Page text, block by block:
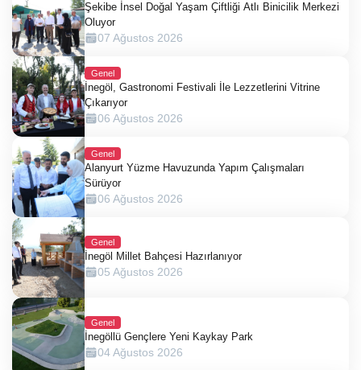
Şekibe İnsel Doğal Yaşam Çiftliği Atlı Binicilik Merkezi
Oluyor
07 Ağustos 2026
Genel
İnegöl, Gastronomi Festivali İle Lezzetlerini Vitrine
Çıkarıyor
06 Ağustos 2026
Genel
Alanyurt Yüzme Havuzunda Yapım Çalışmaları
Sürüyor
06 Ağustos 2026
Genel
İnegöl Millet Bahçesi Hazırlanıyor
05 Ağustos 2026
Genel
İnegöllü Gençlere Yeni Kaykay Park
04 Ağustos 2026